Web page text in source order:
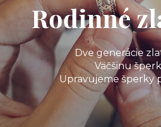
Rodinné
Dve generácie
Väčšinu
Upravujeme šperky